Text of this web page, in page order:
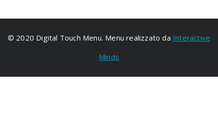
© 2020 Digital Touch Menu. Menu realizzato da Interactive
Minds